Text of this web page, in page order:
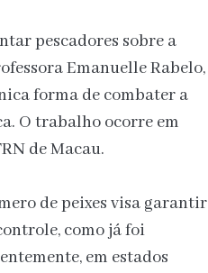
pescadores sobre a
Emanuelle Rabelo,
forma de combater a
O trabalho ocorre em
de Macau.
de peixes visa garantir
como já foi
em estados